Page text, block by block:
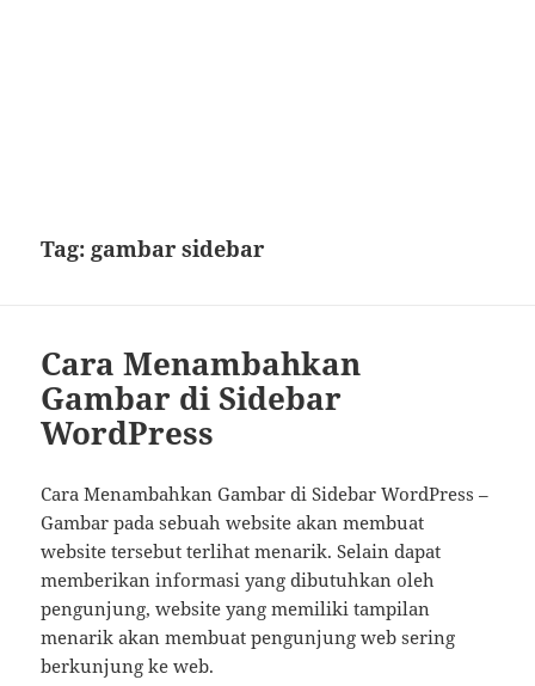
Tag: gambar sidebar
Cara Menambahkan
Gambar di Sidebar
WordPress
Cara Menambahkan Gambar di Sidebar WordPress –
Gambar pada sebuah website akan membuat
website tersebut terlihat menarik. Selain dapat
memberikan informasi yang dibutuhkan oleh
pengunjung, website yang memiliki tampilan
menarik akan membuat pengunjung web sering
berkunjung ke web.